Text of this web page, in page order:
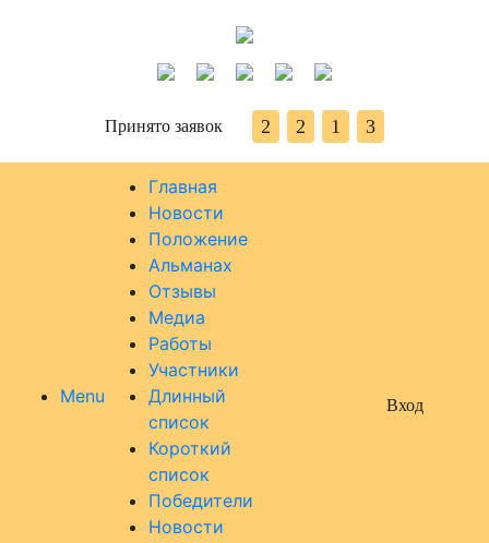
Принято заявок 2 2 1 3
Menu
Главная
Новости
Положение
Альманах
Отзывы
Медиа
Работы
Участники
Длинный
список
Короткий
список
Победители
Новости
Вход